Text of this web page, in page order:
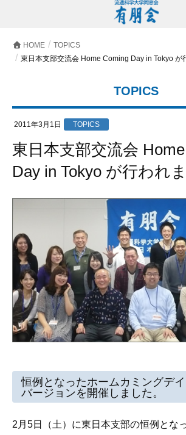
HOME
TOPICS
東日本支部交流会 Home Coming Day in Tokyo が
TOPICS
2011年3月1日 TOPICS
東日本支部交流会 Home Coming
Day in Tokyo が行われ
恒例となったホームカミングデ
バージョンを開催しました。
2月5日（土）に東日本支部の恒例とな